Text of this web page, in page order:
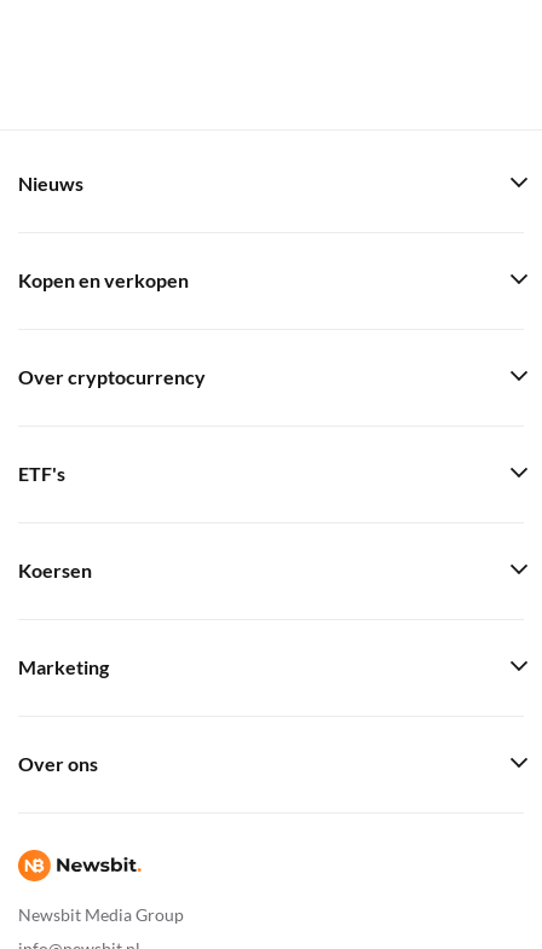
Newsbit Media Group
Nieuws
Kopen en verkopen
Over cryptocurrency
ETF's
Koersen
Marketing
Over ons